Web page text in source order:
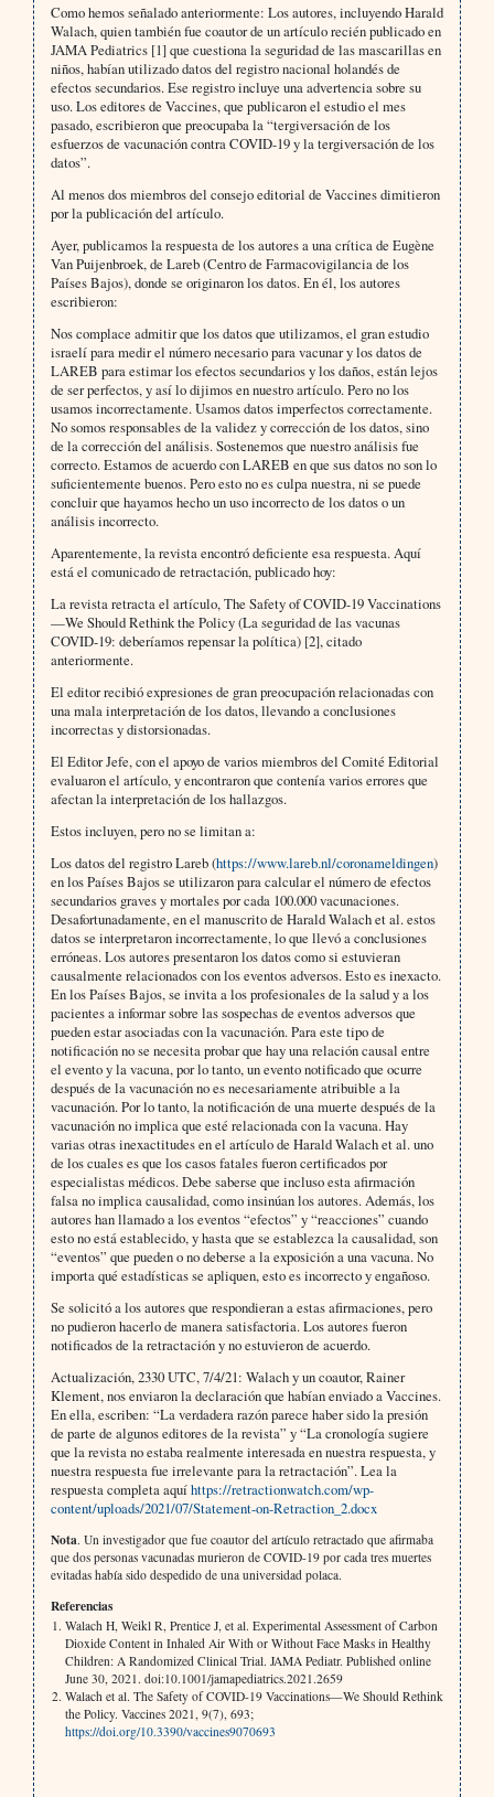
Como hemos señalado anteriormente: Los autores, incluyendo Harald
Walach, quien también fue coautor de un artículo recién publicado en
JAMA Pediatrics [1] que cuestiona la seguridad de las mascarillas en
niños, habían utilizado datos del registro nacional holandés de
efectos secundarios. Ese registro incluye una advertencia sobre su
uso. Los editores de Vaccines, que publicaron el estudio el mes
pasado, escribieron que preocupaba la “tergiversación de los
esfuerzos de vacunación contra COVID-19 y la tergiversación de los
datos”.
Al menos dos miembros del consejo editorial de Vaccines dimitieron
por la publicación del artículo.
Ayer, publicamos la respuesta de los autores a una crítica de Eugène
Van Puijenbroek, de Lareb (Centro de Farmacovigilancia de los
Países Bajos), donde se originaron los datos. En él, los autores
escribieron:
Nos complace admitir que los datos que utilizamos, el gran estudio
israelí para medir el número necesario para vacunar y los datos de
LAREB para estimar los efectos secundarios y los daños, están lejos
de ser perfectos, y así lo dijimos en nuestro artículo. Pero no los
usamos incorrectamente. Usamos datos imperfectos correctamente.
No somos responsables de la validez y corrección de los datos, sino
de la corrección del análisis. Sostenemos que nuestro análisis fue
correcto. Estamos de acuerdo con LAREB en que sus datos no son lo
suficientemente buenos. Pero esto no es culpa nuestra, ni se puede
concluir que hayamos hecho un uso incorrecto de los datos o un
análisis incorrecto.
Aparentemente, la revista encontró deficiente esa respuesta. Aquí
está el comunicado de retractación, publicado hoy:
La revista retracta el artículo, The Safety of COVID-19 Vaccinations
—We Should Rethink the Policy (La seguridad de las vacunas
COVID-19: deberíamos repensar la política) [2], citado
anteriormente.
El editor recibió expresiones de gran preocupación relacionadas con
una mala interpretación de los datos, llevando a conclusiones
incorrectas y distorsionadas.
El Editor Jefe, con el apoyo de varios miembros del Comité Editorial
evaluaron el artículo, y encontraron que contenía varios errores que
afectan la interpretación de los hallazgos.
Estos incluyen, pero no se limitan a:
Los datos del registro Lareb (https://www.lareb.nl/coronameldingen)
en los Países Bajos se utilizaron para calcular el número de efectos
secundarios graves y mortales por cada 100.000 vacunaciones.
Desafortunadamente, en el manuscrito de Harald Walach et al. estos
datos se interpretaron incorrectamente, lo que llevó a conclusiones
erróneas. Los autores presentaron los datos como si estuvieran
causalmente relacionados con los eventos adversos. Esto es inexacto.
En los Países Bajos, se invita a los profesionales de la salud y a los
pacientes a informar sobre las sospechas de eventos adversos que
pueden estar asociadas con la vacunación. Para este tipo de
notificación no se necesita probar que hay una relación causal entre
el evento y la vacuna, por lo tanto, un evento notificado que ocurre
después de la vacunación no es necesariamente atribuible a la
vacunación. Por lo tanto, la notificación de una muerte después de la
vacunación no implica que esté relacionada con la vacuna. Hay
varias otras inexactitudes en el artículo de Harald Walach et al. uno
de los cuales es que los casos fatales fueron certificados por
especialistas médicos. Debe saberse que incluso esta afirmación
falsa no implica causalidad, como insinúan los autores. Además, los
autores han llamado a los eventos “efectos” y “reacciones” cuando
esto no está establecido, y hasta que se establezca la causalidad, son
“eventos” que pueden o no deberse a la exposición a una vacuna. No
importa qué estadísticas se apliquen, esto es incorrecto y engañoso.
Se solicitó a los autores que respondieran a estas afirmaciones, pero
no pudieron hacerlo de manera satisfactoria. Los autores fueron
notificados de la retractación y no estuvieron de acuerdo.
Actualización, 2330 UTC, 7/4/21: Walach y un coautor, Rainer
Klement, nos enviaron la declaración que habían enviado a Vaccines.
En ella, escriben: “La verdadera razón parece haber sido la presión
de parte de algunos editores de la revista” y “La cronología sugiere
que la revista no estaba realmente interesada en nuestra respuesta, y
nuestra respuesta fue irrelevante para la retractación”. Lea la
respuesta completa aquíhttps://retractionwatch.com/wp-
content/uploads/2021/07/Statement-on-Retraction_2.docx
Nota. Un investigador que fue coautor del artículo retractado que afirmaba
que dos personas vacunadas murieron de COVID-19 por cada tres muertes
evitadas había sido despedido de una universidad polaca.
Referencias
Walach H, Weikl R, Prentice J, et al. Experimental Assessment of Carbon
Dioxide Content in Inhaled Air With or Without Face Masks in Healthy
Children: A Randomized Clinical Trial. JAMA Pediatr. Published online
June 30, 2021. doi:10.1001/jamapediatrics.2021.2659
Walach et al. The Safety of COVID-19 Vaccinations—We Should Rethink
the Policy. Vaccines 2021, 9(7), 693;
https://doi.org/10.3390/vaccines9070693